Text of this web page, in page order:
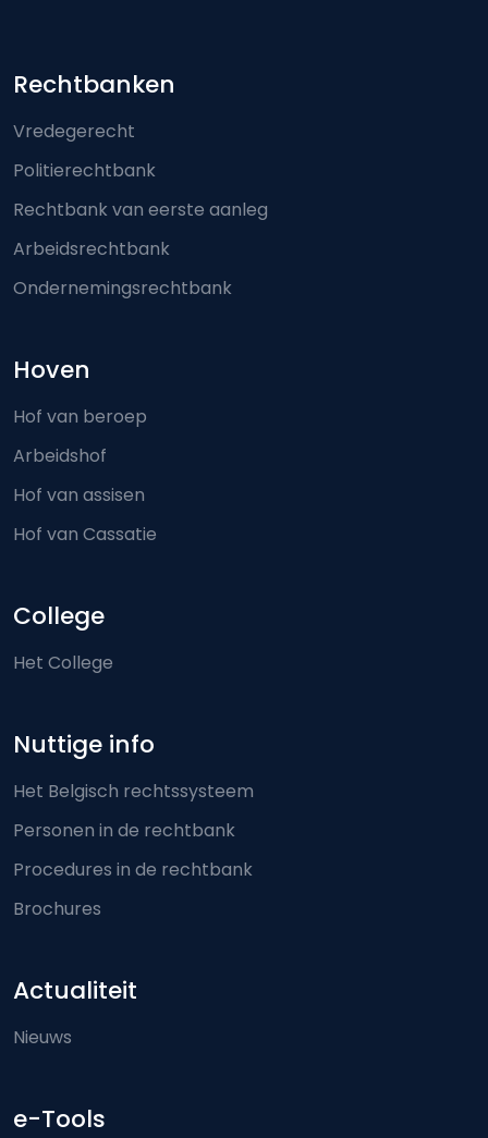
Footer-menu
Rechtbanken
Vredegerecht
Politierechtbank
Rechtbank van eerste aanleg
Arbeidsrechtbank
Ondernemingsrechtbank
Hoven
Hof van beroep
Arbeidshof
Hof van assisen
Hof van Cassatie
College
Het College
Nuttige info
Het Belgisch rechtssysteem
Personen in de rechtbank
Procedures in de rechtbank
Brochures
Actualiteit
Nieuws
e-Tools